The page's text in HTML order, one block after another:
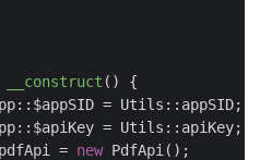
__construct ( ) {
= new PdfApi();